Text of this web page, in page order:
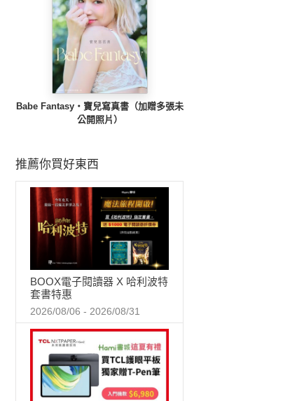
Babe Fantasy‧寶兒寫真書（加贈多張未
公開照片）
推薦你買好東西
BOOX電子閱讀器 X 哈利波特
套書特惠
2026/08/06 - 2026/08/31